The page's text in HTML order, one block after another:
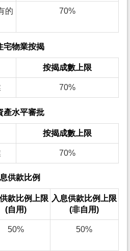
的
70%
宅物業按揭
按揭成數上限
70%
產水平審批
按揭成數上限
70%
供款比例
款比例上限
(自用)
入息供款比例上限
(非自用)
50% 50%